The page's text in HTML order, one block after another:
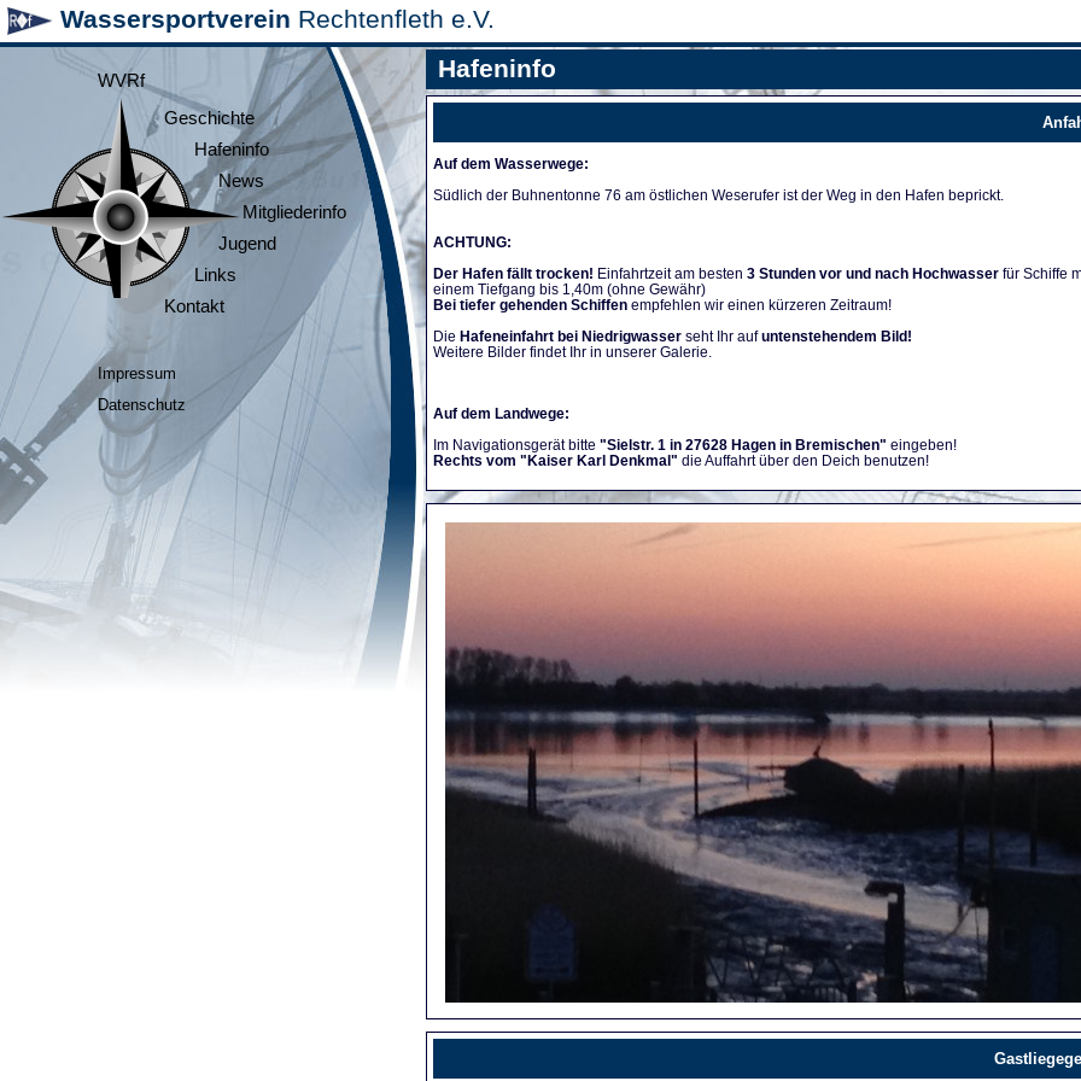
Wassersportverein Rechtenfleth e.V.
WVRf
Geschichte
Hafeninfo
News
Mitgliederinfo
Jugend
Links
Kontakt
Impressum
Datenschutz
Hafeninfo
Auf dem Wasserwege:
Südlich der Buhnentonne 76 am östlichen Weserufer ist der Weg in den Hafen beprickt.
ACHTUNG:
Der Hafen fällt trocken! Einfahrtzeit am besten 3 Stunden vor und nach Hochwasser für Schiffe
einem Tiefgang bis 1,40m (ohne Gewähr)
Bei tiefer gehenden Schiffen empfehlen wir einen kürzeren Zeitraum!
Die Hafeneinfahrt bei Niedrigwasser seht Ihr aufuntenstehendem Bild!
Weitere Bilder findet Ihr in unserer Galerie.
Auf dem Landwege:
Im Navigationsgerät bitte "Sielstr. 1 in 27628 Hagen in Bremischen" eingeben!
Rechts vom "Kaiser Karl Denkmal" die Auffahrt über den Deich benutzen!